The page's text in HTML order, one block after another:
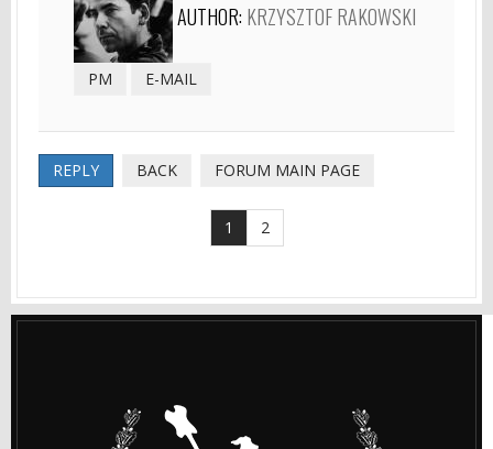
AUTHOR: KRZYSZTOF RAKOWSKI
PM E-MAIL
REPLY BACK FORUM MAIN PAGE
1 2